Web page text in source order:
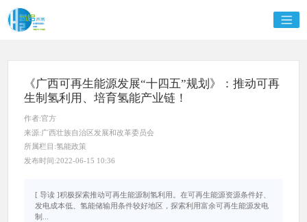
《广西可再生能源发展“十四五”规划》：推动可再
生制氢利用、培育氢能产业链！
作者:官方
来源:广西壮族自治区发展和改革委员会
所属栏目:氢能政策
发布时间:2022-06-15 10:36
[ 导读 ]积极探索推动可再生能源制氢利用。在可再生能源资源条件好、
发电成本低、氢能储输用条件较好地区，探索利用富余可再生能源发电
制...